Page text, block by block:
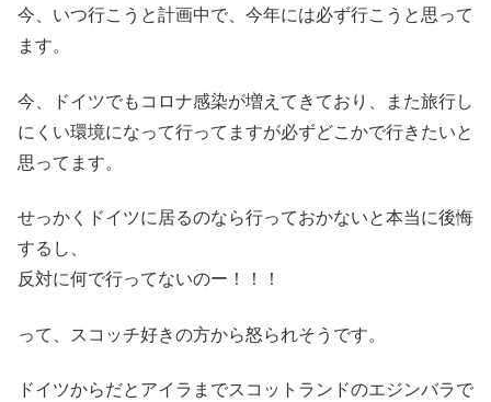
今、いつ行こうと計画中で、今年には必ず行こうと思って
ます。
今、ドイツでもコロナ感染が増えてきており、また旅行し
にくい環境になって行ってますが必ずどこかで行きたいと
思ってます。
せっかくドイツに居るのなら行っておかないと本当に後悔
するし、
反対に何で行ってないのー！！！
って、スコッチ好きの方から怒られそうです。
ドイツからだとアイラまでスコットランドのエジンバラで